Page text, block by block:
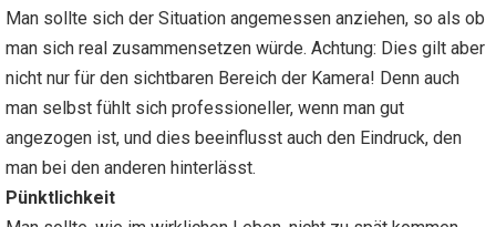
Man sollte sich der Situation angemessen anziehen, so als ob
man sich real zusammensetzen würde. Achtung: Dies gilt aber
nicht nur für den sichtbaren Bereich der Kamera! Denn auch
man selbst fühlt sich professioneller, wenn man gut
angezogen ist, und dies beeinflusst auch den Eindruck, den
man bei den anderen hinterlässt.
Pünktlichkeit